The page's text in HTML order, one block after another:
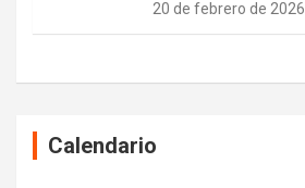
20 de febrero de 2026
Calendario